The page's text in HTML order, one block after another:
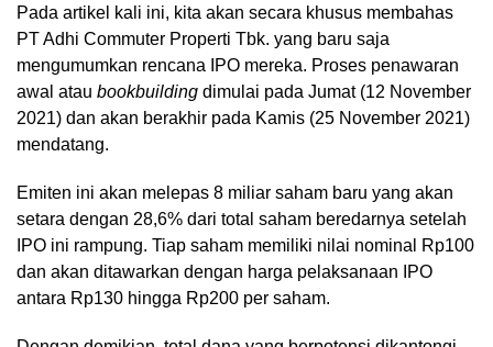
Pada artikel kali ini, kita akan secara khusus membahas
PT Adhi Commuter Properti Tbk. yang baru saja
mengumumkan rencana IPO mereka. Proses penawaran
awal atau bookbuilding dimulai pada Jumat (12 November
2021) dan akan berakhir pada Kamis (25 November 2021)
mendatang.
Emiten ini akan melepas 8 miliar saham baru yang akan
setara dengan 28,6% dari total saham beredarnya setelah
IPO ini rampung. Tiap saham memiliki nilai nominal Rp100
dan akan ditawarkan dengan harga pelaksanaan IPO
antara Rp130 hingga Rp200 per saham.